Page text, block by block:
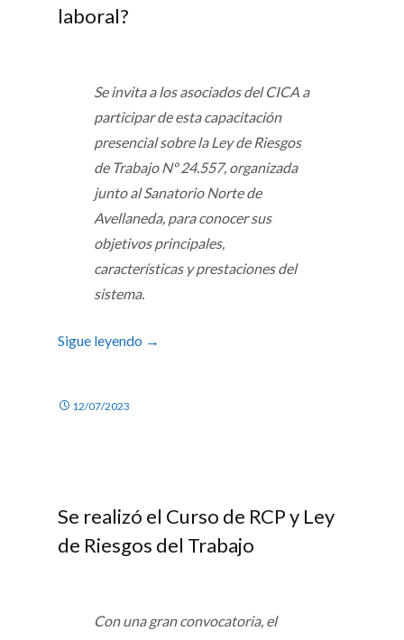
laboral?
Se invita a los asociados del CICA a
participar de esta capacitación
presencial sobre la Ley de Riesgos
de Trabajo Nº 24.557, organizada
junto al Sanatorio Norte de
Avellaneda, para conocer sus
objetivos principales,
características y prestaciones del
sistema.
Sigue leyendo →
12/07/2023
Se realizó el Curso de RCP y Ley
de Riesgos del Trabajo
Con una gran convocatoria, el